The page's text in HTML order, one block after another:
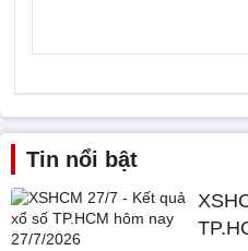
Tin nổi bật